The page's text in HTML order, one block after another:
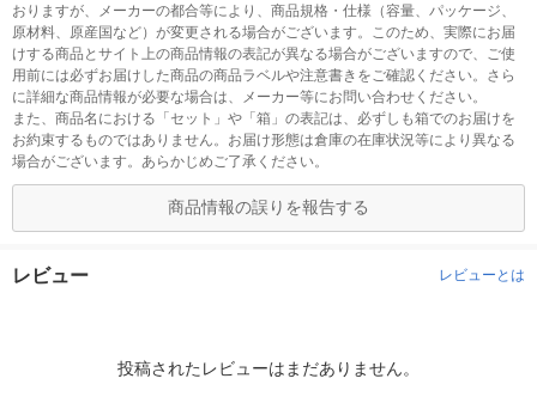
おりますが、メーカーの都合等により、商品規格・仕様（容量、パッケージ、
原材料、原産国など）が変更される場合がございます。このため、実際にお届
けする商品とサイト上の商品情報の表記が異なる場合がございますので、ご使
用前には必ずお届けした商品の商品ラベルや注意書きをご確認ください。さら
に詳細な商品情報が必要な場合は、メーカー等にお問い合わせください。
また、商品名における「セット」や「箱」の表記は、必ずしも箱でのお届けを
お約束するものではありません。お届け形態は倉庫の在庫状況等により異なる
場合がございます。あらかじめご了承ください。
商品情報の誤りを報告する
レビュー レビューとは
投稿されたレビューはまだありません。